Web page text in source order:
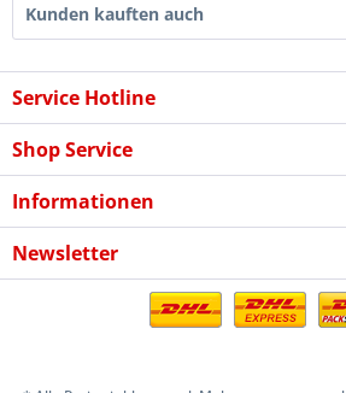
Kunden kauften auch
Service Hotline
Shop Service
Informationen
Newsletter